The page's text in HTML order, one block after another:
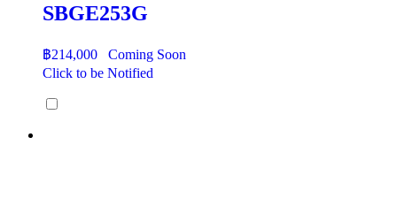
SBGE253G
฿214,000
Coming Soon
Click to be Notified